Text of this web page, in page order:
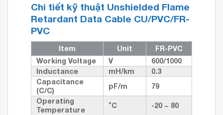
Chi tiết kỹ thuật Unshielded Flame
Retardant Data Cable CU/PVC/FR-
PVC
Item Unit
FR-PVC
Working Voltage
V
600/1000
Inductance
mH/km
0.3
Capacitance
(C/C)
pF/m
79
Operating
Temperature
˚C
-20 ~ 80